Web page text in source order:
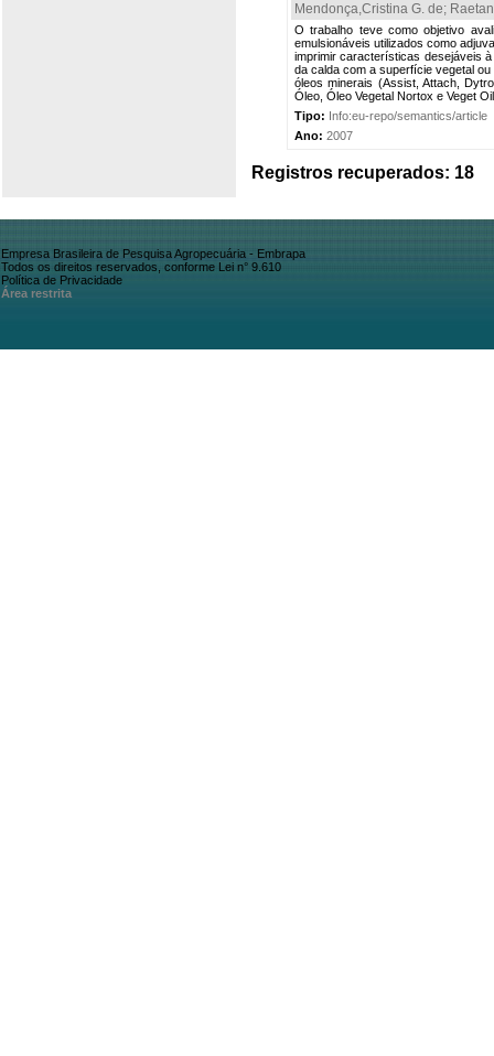
Mendonça,Cristina G. de;
O trabalho teve como objetivo
emulsionáveis utilizados como
imprimir características desejáveis
da calda com a superfície vegetal
óleos minerais (Assist, Attach,
Óleo, Óleo Vegetal Nortox e Veget
Tipo: Info:eu-repo/semantics/article
Ano: 2007
Registros recuperados: 18
Empresa Brasileira de Pesquisa Agropecuária - Embrapa
Todos os direitos reservados, conforme Lei n° 9.610
Política de Privacidade
Área restrita